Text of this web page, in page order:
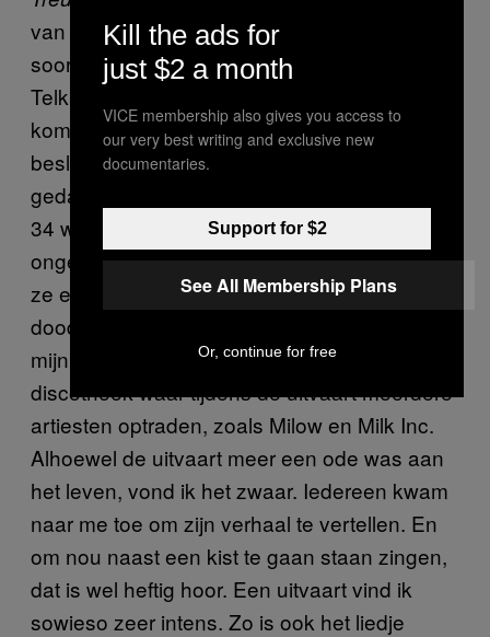
van populaire begrafenisliedjes. Het is een
soort van de moderne variant van Mieke
Telkamp. Ik krijg nu veel aanvragen om te
komen spelen op uitvaarten, maar ik heb
besloten dat niet te doen. Ik heb het één keer
gedaan, samen met JW Roy. Een vrouw van
34 was overleden, omgekomen bij een auto-
ongeluk in Spanje. Haar vader vertelde dat
ze een dag ervoor had gezegd: als ik ooit
dood ga, dan wil ik dit lied [
mijn begrafenis. Haar vader had een
discotheek waar tijdens de uitvaart meerdere
artiesten optraden, zoals Milow en Milk Inc.
Alhoewel de uitvaart meer een ode was aan
het leven, vond ik het zwaar. Iedereen kwam
naar me toe om zijn verhaal te vertellen. En
om nou naast een kist te gaan staan zingen,
dat is wel heftig hoor. Een uitvaart vind ik
sowieso zeer intens. Zo is ook het liedje
Kill the ads for
just $2 a month
VICE membership also gives you access to
our very best writing and exclusive new
documentaries.
Support for $2
See All Membership Plans
Or, continue for free